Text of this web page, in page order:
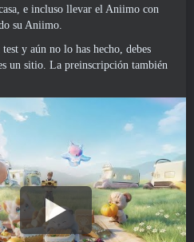
e incluso llevar el Aniimo con
su Aniimo.
y aún no lo has hecho, debes
un sitio. La preinscripción también